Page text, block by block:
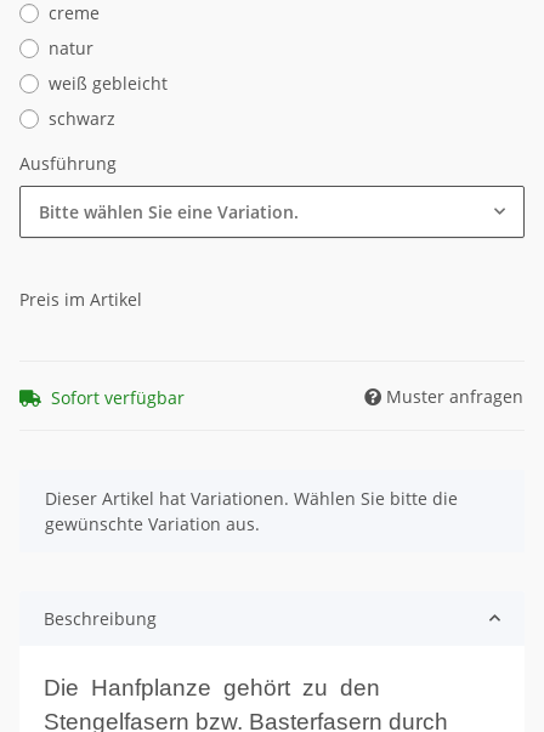
creme
natur
weiß gebleicht
schwarz
Ausführung
Bitte wählen Sie eine Variation.
Preis im Artikel
Sofort verfügbar Muster anfragen
x
Dieser Artikel hat Variationen. Wählen Sie bitte die
gewünschte Variation aus.
Beschreibung
Die Hanfplanze gehört zu den
Stengelfasern bzw. Basterfasern durch